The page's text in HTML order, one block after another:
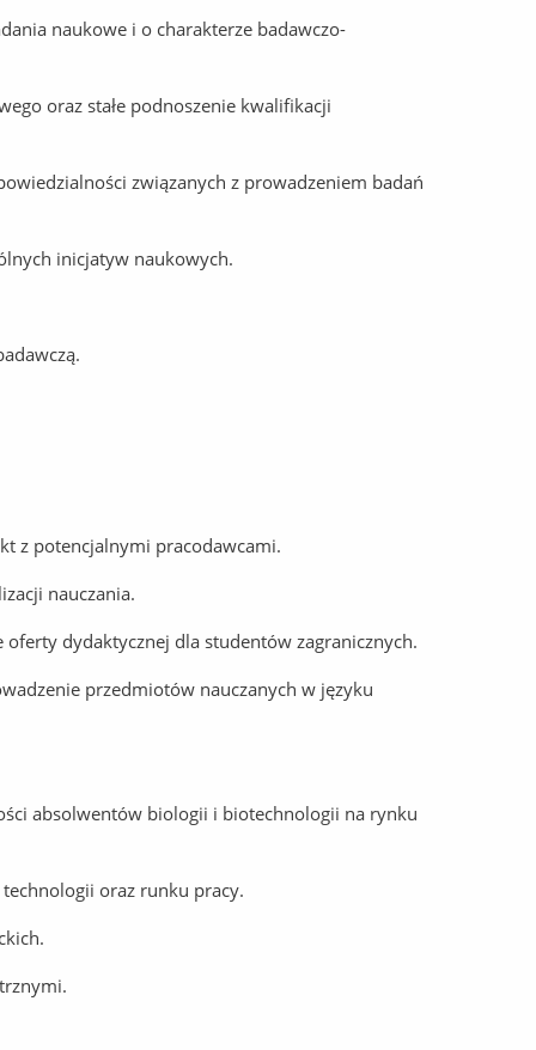
naukowe i o charakterze badawczo-
oraz stałe podnoszenie kwalifikacji
związanych z prowadzeniem badań
inicjatyw naukowych.
z potencjalnymi pracodawcami.
nauczania.
dydaktycznej dla studentów zagranicznych.
przedmiotów nauczanych w języku
absolwentów biologii i biotechnologii na rynku
oraz runku pracy.